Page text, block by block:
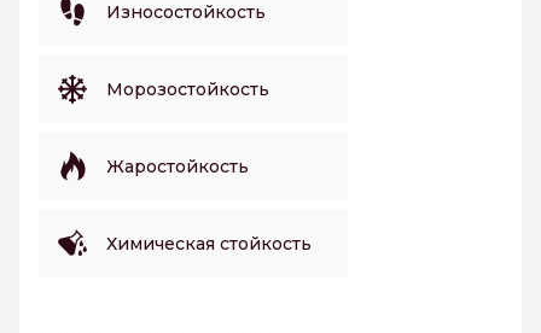
Износостойкость
Морозостойкость
Жаростойкость
Химическая стойкость